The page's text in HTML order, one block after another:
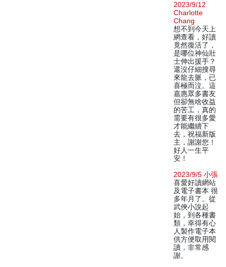
2023/9/12
Charlotte
Chang
想不到今天上
網查看，好讀
竟然復活了，
是哪位神仙壯
士伸出援手？
還沒仔細搜尋
來龍去脈，已
喜極而泣。這
嘉惠眾多書友
但卻無啥收益
的苦工，真的
需要有很多愛
才能繼續下
去，祝福新版
主，謝謝您！
好人一生平
安！
2023/9/5 小張
喜愛好讀網站
及電子書本 很
多年月了。從
武俠小說起
始，到各種書
類，幸得有心
人製作電子本
供方便取用閱
讀，非常感
謝。